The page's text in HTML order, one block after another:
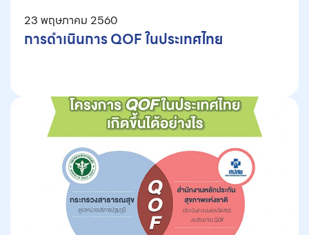
23 พฤษภาคม 2560
การดำเนินการ QOF ในประเทศไทย